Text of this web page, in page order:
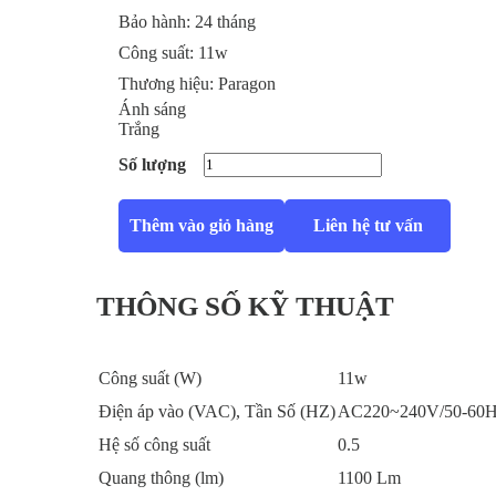
Bảo hành: 24 tháng
Công suất: 11w
Thương hiệu: Paragon
Ánh sáng
Trắng
Số lượng
Thêm vào giỏ hàng Liên hệ tư vấn
THÔNG SỐ KỸ THUẬT
Công suất (W)
11w
Điện áp vào (VAC), Tần Số (HZ)AC220~240V/50-
Hệ số công suất
0.5
Quang thông (lm)
1100 Lm